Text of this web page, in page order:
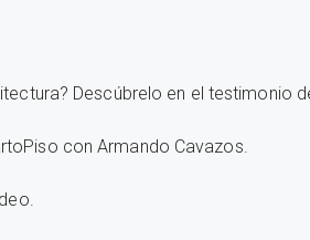
Descúbrelo en el testimonio
con Armando Cavazos.